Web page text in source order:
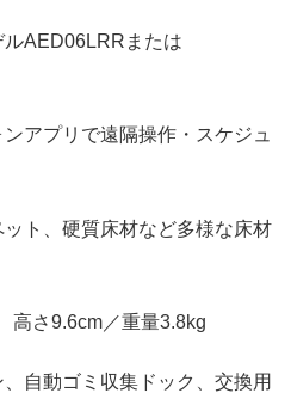
AED06LRRまたは
アプリで遠隔操作・スケジュ
ト、硬質床材など多様な床材
高さ9.6cm／重量3.8kg
自動ゴミ収集ドック、交換用